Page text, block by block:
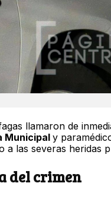
llamaron de
Municipaly
a las severas heridas
del crimen